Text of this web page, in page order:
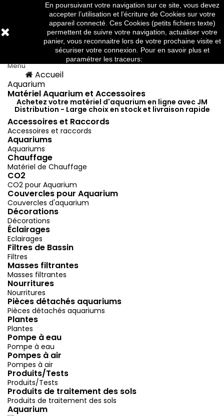
En poursuivant votre navigation sur ce site, vous devez
accepter l’utilisation et l'écriture de Cookies sur votre
appareil connecté. Ces Cookies (petits fichiers texte)
permettent de suivre votre navigation, actualiser votre
panier, vous reconnaitre lors de votre prochaine visite et
sécuriser votre connexion. Pour en savoir plus et
paramétrer les traceurs:
Téléphone:03 88 91 95 10
 
Menu
Accueil
Aquarium
Matériel Aquarium et Accessoires
Achetez votre matériel d'aquarium en ligne avec JM
Distribution - Large choix en stock et livraison rapide
Accessoires et Raccords
Accessoires et raccords
Aquariums
Aquariums
Chauffage
Matériel de Chauffage
CO2
CO2 pour Aquarium
Couvercles pour Aquarium
Couvercles d'aquarium
Décorations
Décorations
Éclairages
Eclairages
Filtres de Bassin
Filtres
Masses filtrantes
Masses filtrantes
Nourritures
Nourritures
Pièces détachés aquariums
Pièces détachés aquariums
Plantes
Plantes
Pompe à eau
Pompe à eau
Pompes à air
Pompes à air
Produits/Tests
Produits/Tests
Produits de traitement des sols
Produits de traitement des sols
Aquarium